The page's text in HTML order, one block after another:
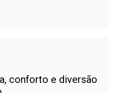
conforto e diversão